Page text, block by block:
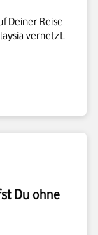
Deiner Reise
vernetzt.
Du ohne